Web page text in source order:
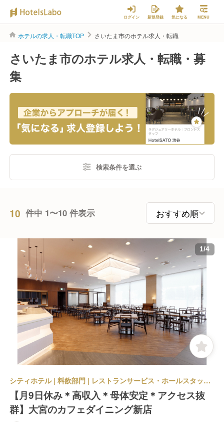
ログイン 新規登録 気になる MENU
ホテルの求人・転職TOP さいたま市のホテル求人・転職
さいたま市のホテル求人・転職・募
集
検索条件を選ぶ
10 件中 1〜10 件表示
1/4
シティホテル | 料飲部門 | レストランサービス・ホールスタッフ | パレスホテル大宮 オールデイダイニング新店(店名はまだ未定です)
【月9日休み＊高収入＊母体安定＊アクセス抜
群】大宮のカフェダイニング新店